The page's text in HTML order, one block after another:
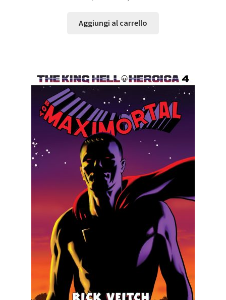
Aggiungi al carrello